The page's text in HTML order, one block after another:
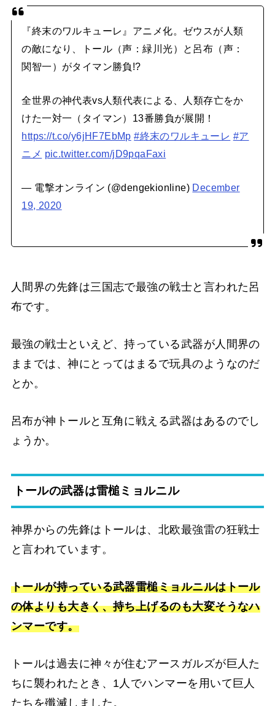
『終末のワルキューレ』アニメ化。ゼウスが人類
の敵になり、トール（声：緑川光）と呂布（声：
関智一）がタイマン勝負!?
全世界の神代表vs人類代表による、人類存亡をか
けた一対一（タイマン）13番勝負が展開！
https://t.co/y6jHF7EbMp #終末のワルキューレ #ア
ニメ pic.twitter.com/jD9pqaFaxi
— 電撃オンライン (@dengekionline) December
19, 2020
人間界の先鋒は三国志で最強の戦士と言われた呂
布です。
最強の戦士といえど、持っている武器が人間界の
ままでは、神にとってはまるで玩具のようなのだ
とか。
呂布が神トールと互角に戦える武器はあるのでし
ょうか。
トールの武器は雷槌ミョルニル
神界からの先鋒はトールは、北欧最強雷の狂戦士
と言われています。
トールが持っている武器雷槌ミョルニルはトール
の体よりも大きく、持ち上げるのも大変そうなハ
ンマーです。
トールは過去に神々が住むアースガルズが巨人た
ちに襲われたとき、1人でハンマーを用いて巨人
たちを殲滅しました。